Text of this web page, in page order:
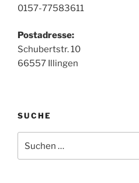
0157-77583611
Postadresse:
Schubertstr. 10
66557 Illingen
SUCHE
nach: